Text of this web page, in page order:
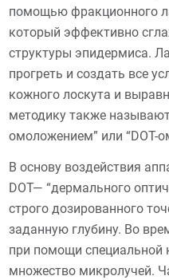
помощью фракционного
который эффективно
структуры эпидермиса.
прогреть и создать все
кожного лоскута и
методику также
омоложением” или “DOT-
В основу воздействия
DOT— “дермального
строго дозированного
заданную глубину. Во
при помощи специальной
множество микролучей.